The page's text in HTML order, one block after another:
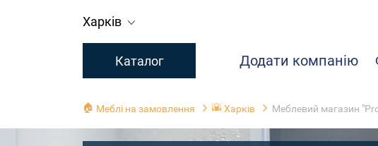
Харків
Каталог Додати компанію
🏠 Меблі на замовлення 🌇 Харків Меблевий магазин